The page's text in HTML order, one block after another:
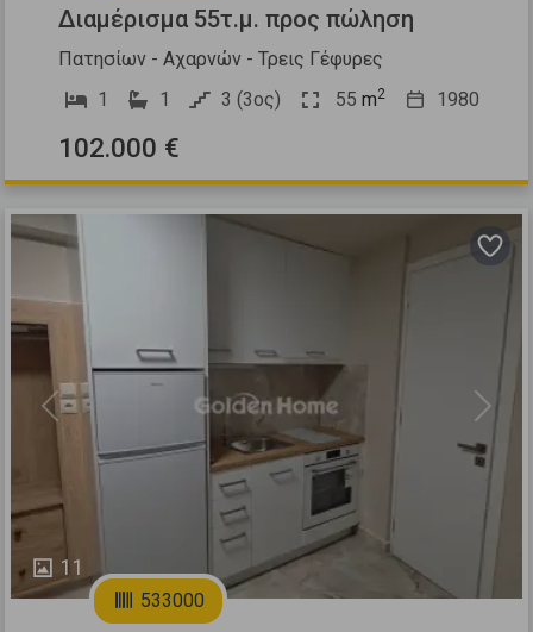
Διαμέρισμα 55τ.μ. προς πώληση
Πατησίων - Αχαρνών - Τρεις Γέφυρες
1
1 3 (3ος) 55 m2 1980
102.000 €
11
Previous Next
533000